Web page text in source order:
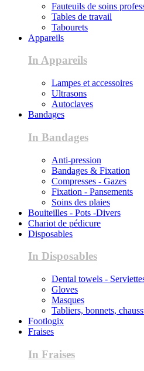
Fauteuils de soins
Tables de travail
Tabourets
Appareils
In Appareils
Lampes et accessoires
Ultrasons
Autoclaves
Bandages
In Bandages
Anti-pression
Bandages & Fixation
Compresses - Gazes
Fixation - Pansements
Soins des plaies
Bouiteilles - Pots -Divers
Chariot de pédicure
Disposables
In Disposables
Dental towels -
Gloves
Masques
Tabliers, bonnets,
Footlogix
Fraises
In Fraises